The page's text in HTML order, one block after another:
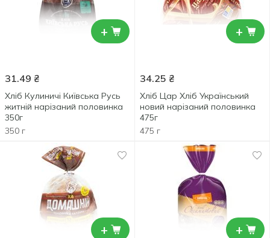
+
31.49 ₴
Хліб Кулиничі Київська Русь
житній нарізаний половинка
350г
350 г
+
34.25 ₴
Хліб Цар Хліб Український
новий нарізаний половинка
475г
475 г
+ +